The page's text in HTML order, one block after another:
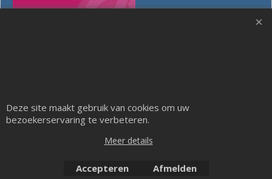
Deze site maakt gebruik van cookies om uw
bezoekerservaring te verbeteren.
Meer details
Accepteren Afmelden